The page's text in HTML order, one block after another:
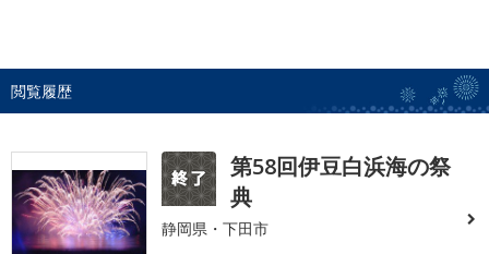
閲覧履歴
第58回伊豆白浜海の祭
典
静岡県・下田市